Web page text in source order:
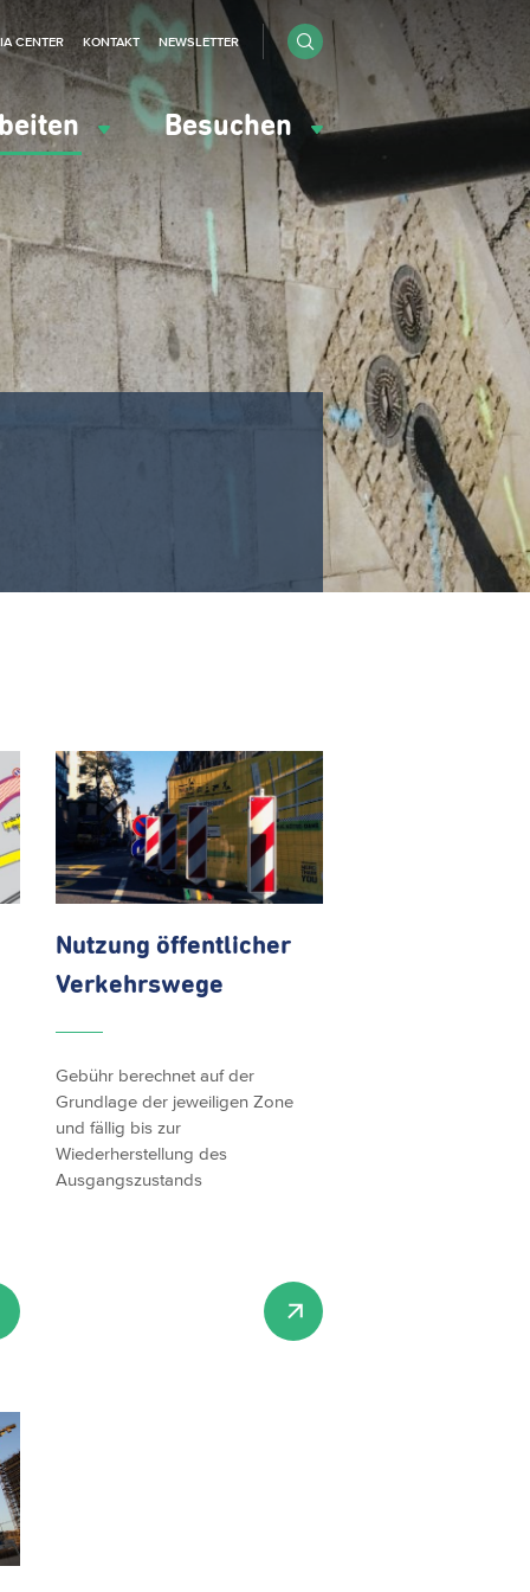
Besuchen
CENTER KONTAKT NEWSLETTER
Nutzung öffentlicher
Verkehrswege
Gebühr berechnet auf der
Grundlage der jeweiligen Zone
und fällig bis zur
Wiederherstellung des
Ausgangszustands